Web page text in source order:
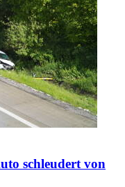
schleudert von